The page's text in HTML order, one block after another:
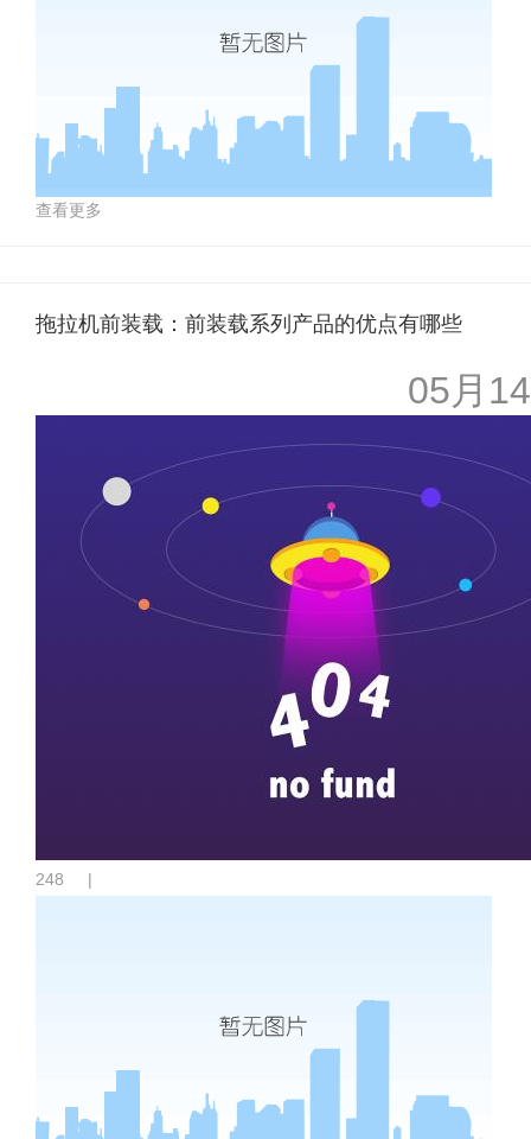
查看更多
拖拉机前装载：前装载系列产品的优点有哪些
05月14
248 |